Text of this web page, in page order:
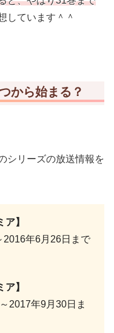
しています＾＾
から始まる？
シリーズの放送情報を
】
年6月26日まで
】
2017年9月30日ま